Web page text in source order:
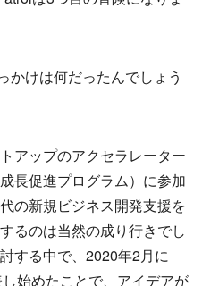
けは何だったんでしょう
アップのアクセラレーター
長促進プログラム）に参加
の新規ビジネス開発支援を
るのは当然の成り行きでし
する中で、2020年2月に
始めたことで、アイデアが